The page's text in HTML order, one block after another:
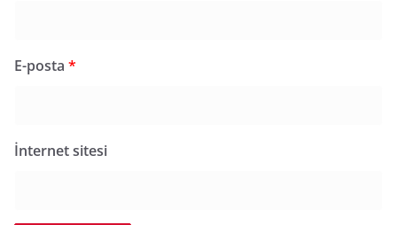
E-posta *
İnternet sitesi